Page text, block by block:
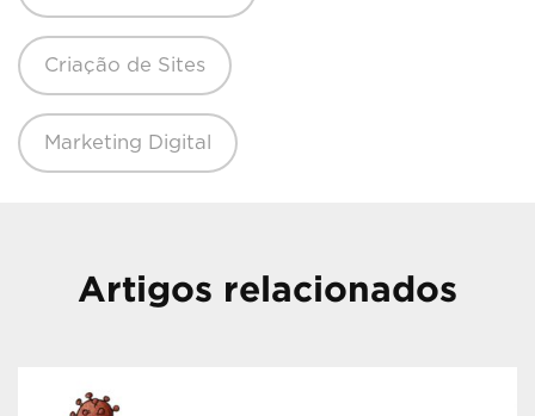
Criação de Sites
Marketing Digital
Artigos relacionados